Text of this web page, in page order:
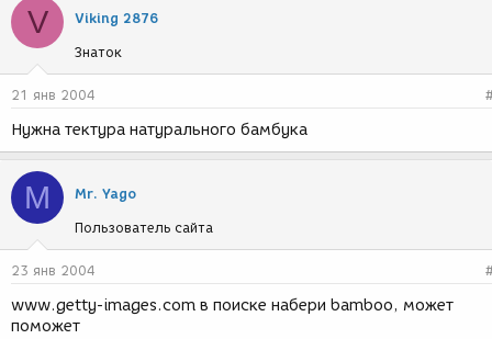
р
е
м
ы
с
д
и
я
V Viking 2876
Знаток
21 янв 2004
Нужна тектура натурального бамбука
M Mr. Yago
Пользователь сайта
23 янв 2004
www.getty-images.com в поиске набери bamboo, может
поможет